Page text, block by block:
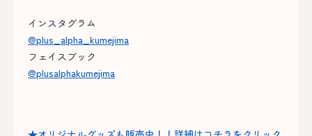
インスタグラム
@plus_alpha_kumejima
フェイスブック
@plusalphakumejima